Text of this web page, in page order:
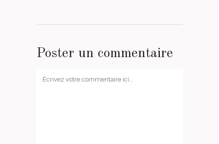
Poster un commentaire